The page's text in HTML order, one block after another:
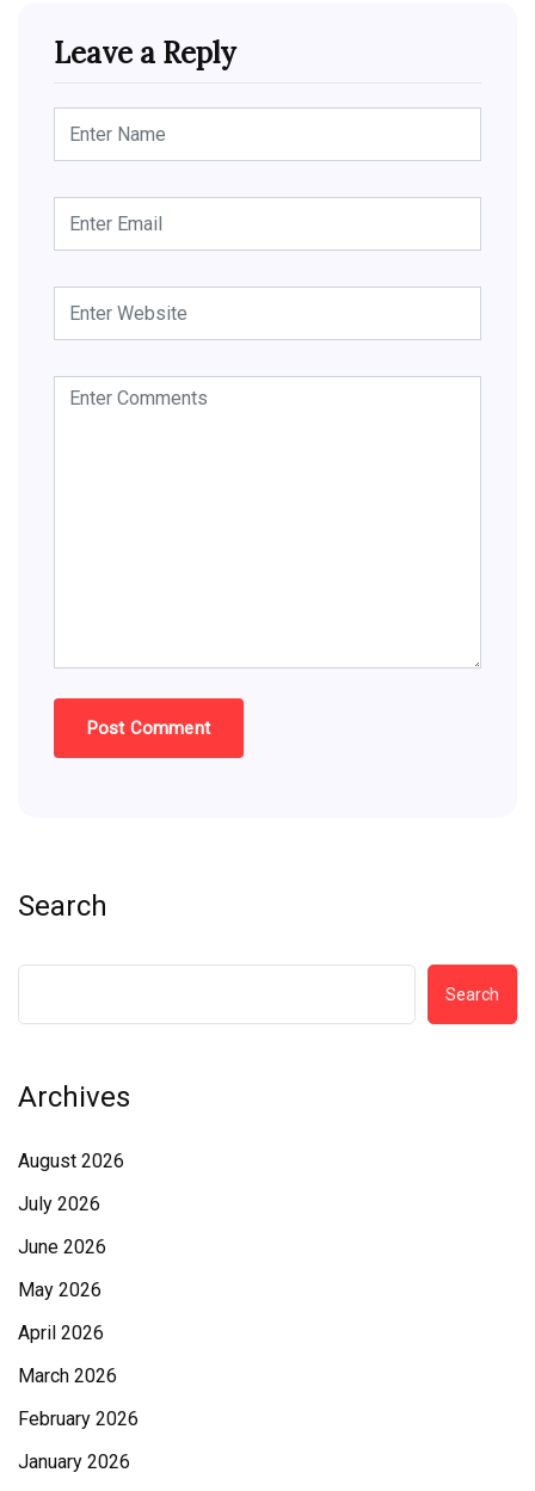
Leave a Reply
Search
Search
Archives
August 2026
July 2026
June 2026
May 2026
April 2026
March 2026
February 2026
January 2026